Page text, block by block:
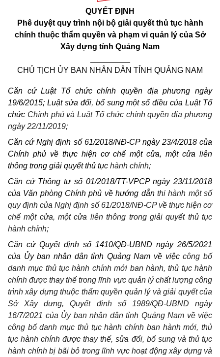
QUYẾT ĐỊNH
Phê duyệt quy trình nội bộ giải quyết thủ tục hành
chính thuộc thẩm quyền và phạm vi quản lý của Sở
Xây dựng tỉnh Quảng Nam
CHỦ TỊCH ỦY BAN NHÂN DÂN TỈNH QUẢNG NAM
Căn cứ Luật Tổ chứcchính quyền địa phương ngày
19/6/2015; Luật sửa đổi, bổsung một số điều của Luật Tổ
chức Chính phủvà Luật Tổ chức chính quyền địa phương
ngày 22/11/2019;
Căn cứ Nghị định số 61/2018/NĐ-CPngày 23/4/2018 của
Chính phủ về thực hiện cơ chế một cửa, một cửa liên
thông trong giải quyết thủ tục hành chính;
Căn cứThông tư số01/2018/TT-VPCP ngày 23/11/2018
của Văn phòng Chính phủ về hướng dẫnthi hành một số
quy định của Nghị định số 61/2018/NĐ-CP về thực hiện cơ
chế một cửa, một cửa liên thông trong giải quyết thủ tục
hành chính;
Căn cứ Quyết định số 1410/QĐ-UBND ngày 26/5/2021
của Ủyban nhân dân tỉnh QuảngNam về việccông bố
danh mục thủ tục hành chính mới ban hành, thủ tục hành
chính được thay thế trong lĩnh vực quản lý chất lượng công
trình xây dựng thuộc thẩm quyền quản lý và giải quyết của
Sở Xây dựng, Quyết định số 1989/QĐ-UBND ngày
16/7/2021 của Ủy ban nhân dân tỉnh Quảng Nam về việc
công bố danh mục thủ tục hành chính ban hành mới, thủ
tục hành chính được thay thế, sửa đổi, bổ sung và thủ tục
hành chính bị bãi bỏ trong lĩnh vực hoạt động xây dựng và